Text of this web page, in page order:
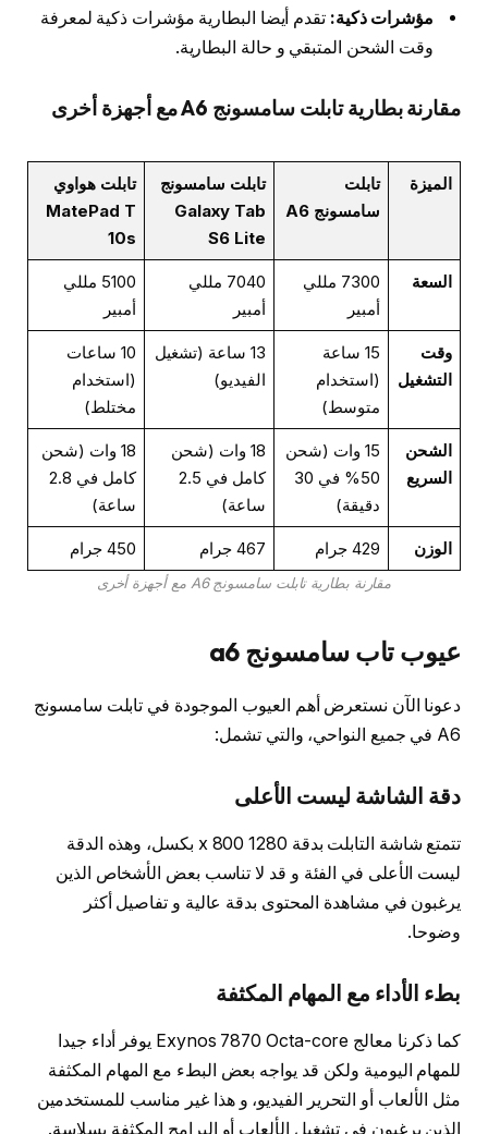
مؤشرات ذكية: تقدم أيضا البطارية مؤشرات ذكية لمعرفة
وقت الشحن المتبقي و حالة البطارية.
مقارنة بطارية تابلت سامسونج A6 مع أجهزة أخرى
الميزة
تابلت
سامسونج A6
تابلت سامسونج
Galaxy Tab
S6 Lite
تابلت هواوي
MatePad T
10s
السعة
7300 مللي
أمبير
7040 مللي
أمبير
5100 مللي
أمبير
وقت
التشغيل
15 ساعة
(استخدام
متوسط)
13 ساعة (تشغيل
الفيديو)
10 ساعات
(استخدام
مختلط)
الشحن
السريع
15 وات (شحن
50% في 30
دقيقة)
18 وات (شحن
كامل في 2.5
ساعة)
18 وات (شحن
كامل في 2.8
ساعة)
الوزن 429 جرام 467 جرام 450 جرام
مقارنة بطارية تابلت سامسونج A6 مع أجهزة أخرى
عيوب تاب سامسونج a6
دعونا الآن نستعرض أهم العيوب الموجودة في تابلت سامسونج
A6 في جميع النواحي، والتي تشمل:
دقة الشاشة ليست الأعلى
تتمتع شاشة التابلت بدقة 1280 x 800 بكسل، وهذه الدقة
ليست الأعلى في الفئة و قد لا تناسب بعض الأشخاص الذين
يرغبون في مشاهدة المحتوى بدقة عالية و تفاصيل أكثر
وضوحا.
بطء الأداء مع المهام المكثفة
كما ذكرنا معالج Exynos 7870 Octa-core يوفر أداء جيدا
للمهام اليومية ولكن قد يواجه بعض البطء مع المهام المكثفة
مثل الألعاب أو التحرير الفيديو، و هذا غير مناسب للمستخدمين
الذين يرغبون في تشغيل الألعاب أو البرامج المكثفة بسلاسة.